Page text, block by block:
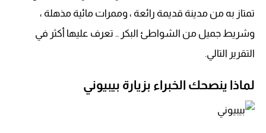
تمتاز به من مدينة قديمة رائعة ، وممرات مائية مذهلة ،
وشريط جميل من الشواطئ البكر .. تعرف عليها أكثر في
التقرير التالي.
لماذا ينصحك الخبراء بزيارة بيبيوني